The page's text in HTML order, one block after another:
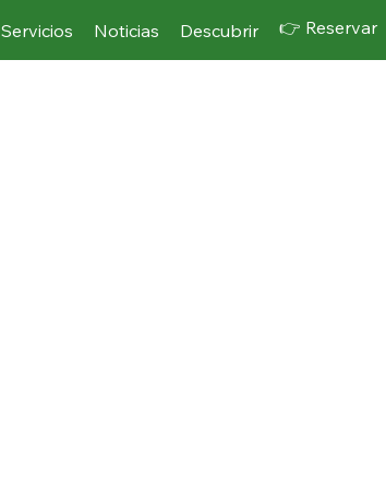
Servicios Noticias Descubrir 👉 Reservar